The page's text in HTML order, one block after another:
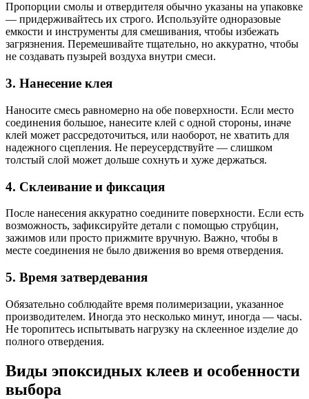
Пропорции смолы и отвердителя обычно указаны на упаковке
— придерживайтесь их строго. Используйте одноразовые
емкости и инструменты для смешивания, чтобы избежать
загрязнения. Перемешивайте тщательно, но аккуратно, чтобы
не создавать пузырей воздуха внутри смеси.
3. Нанесение клея
Наносите смесь равномерно на обе поверхности. Если место
соединения большое, нанесите клей с одной стороны, иначе
клей может рассредоточиться, или наоборот, не хватить для
надежного сцепления. Не переусердствуйте — слишком
толстый слой может дольше сохнуть и хуже держаться.
4. Склеивание и фиксация
После нанесения аккуратно соедините поверхности. Если есть
возможность, зафиксируйте детали с помощью струбцин,
зажимов или просто прижмите вручную. Важно, чтобы в
месте соединения не было движения во время отвердения.
5. Время затвердевания
Обязательно соблюдайте время полимеризации, указанное
производителем. Иногда это несколько минут, иногда — часы.
Не торопитесь испытывать нагрузку на склеенное изделие до
полного отвердения.
Виды эпоксидных клеев и особенности
выбора